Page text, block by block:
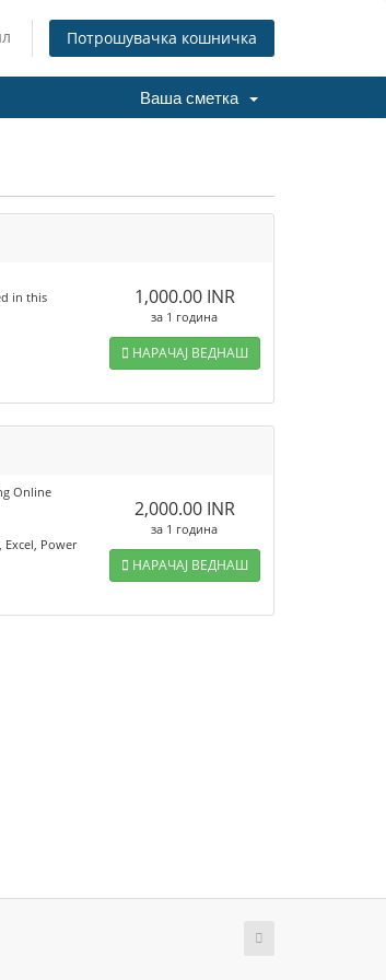
Потрошувачка кошничка
Ваша сметка
in this
1,000.00 INR
за 1 година
НАРАЧАЈ ВЕДНАШ
Online
Power
2,000.00 INR
за 1 година
НАРАЧАЈ ВЕДНАШ